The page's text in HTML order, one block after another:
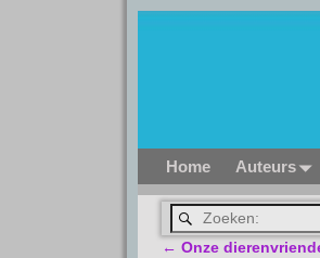
Home Auteurs
← Onze